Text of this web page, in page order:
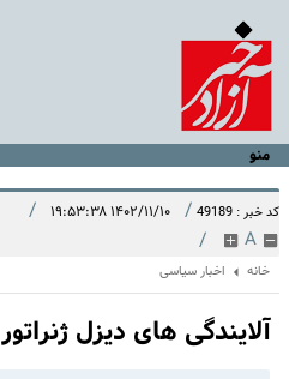
منو
کد خبر : 49189 / ۱۴۰۲/۱۱/۱۰ ۱۹:۵۳:۳۸ /
A
/
خانه اخبار سیاسی
آلایندگی های دیزل ژنراتور